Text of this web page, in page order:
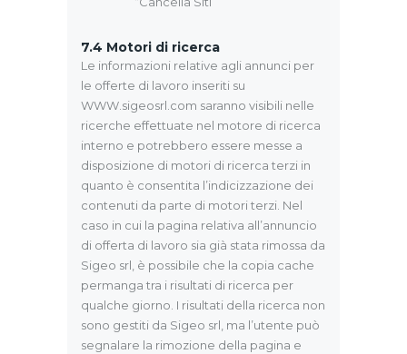
7.4 Motori di ricerca
Le informazioni relative agli annunci per
le offerte di lavoro inseriti su
WWW.sigeosrl.com saranno visibili nelle
ricerche effettuate nel motore di ricerca
interno e potrebbero essere messe a
disposizione di motori di ricerca terzi in
quanto è consentita l’indicizzazione dei
contenuti da parte di motori terzi. Nel
caso in cui la pagina relativa all’annuncio
di offerta di lavoro sia già stata rimossa da
Sigeo srl, è possibile che la copia cache
permanga tra i risultati di ricerca per
qualche giorno. I risultati della ricerca non
sono gestiti da Sigeo srl, ma l’utente può
segnalare la rimozione della pagina e